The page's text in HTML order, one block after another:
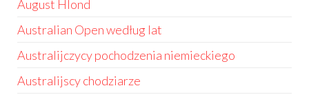
August Hlond
Australian Open według lat
Australijczycy pochodzenia niemieckiego
Australijscy chodziarze